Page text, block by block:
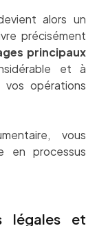
alors un
précisément
principaux
et à
opérations
vous
en processus
légales et